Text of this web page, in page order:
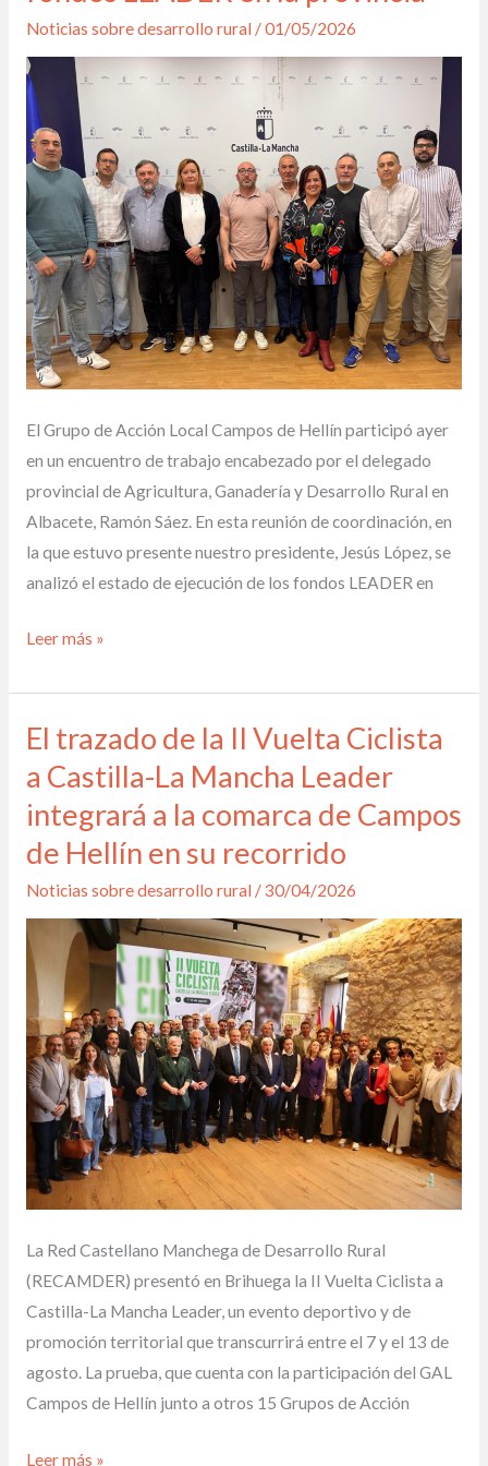
Noticias sobre desarrollo rural /01/05/2026
El Grupo de Acción Local Campos de Hellín participó ayer
en un encuentro de trabajo encabezado por el delegado
provincial de Agricultura, Ganadería y Desarrollo Rural en
Albacete, Ramón Sáez. En esta reunión de coordinación, en
la que estuvo presente nuestro presidente, Jesús López, se
analizó el estado de ejecución de los fondos LEADER en
con
la
Delegación
de
Agricultura
para
coordinar
el
impulso
de
los
fondos
LEADER
en
provincia
Leer más »
El trazado de la II Vuelta Ciclista
a Castilla-La Mancha Leader
integrará a la comarca de Campos
de Hellín en su recorrido
Noticias sobre desarrollo rural /30/04/2026
La Red Castellano Manchega de Desarrollo Rural
(RECAMDER) presentó en Brihuega la II Vuelta Ciclista a
Castilla-La Mancha Leader, un evento deportivo y de
promoción territorial que transcurrirá entre el 7 y el 13 de
agosto. La prueba, que cuenta con la participación del GAL
Campos de Hellín junto a otros 15 Grupos de Acción
El
trazado
la
II
Vuelta
Ciclista
a
Castilla-
Mancha
Leader
integrará
a
la
comarca
Campos
de
Hellín
en
su
recorrido
Leer más »